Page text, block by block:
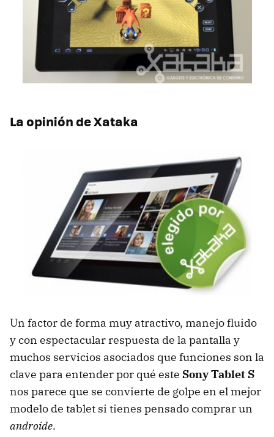
La opinión de Xataka
Un factor de forma muy atractivo, manejo fluido
y con espectacular respuesta de la pantalla y
muchos servicios asociados que funciones son la
clave para entender por qué este Sony Tablet S
nos parece que se convierte de golpe en el mejor
modelo de tablet si tienes pensado comprar un
androide.